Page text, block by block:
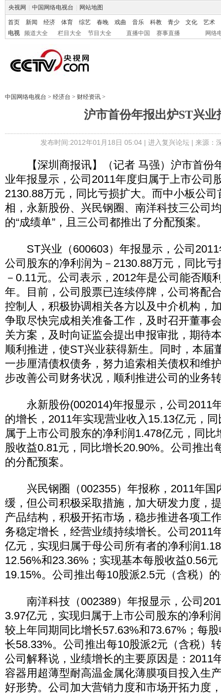
央视网 中国网络电视台 网站地图
首页 新闻 经济 体育 综艺 春晚 戏曲 音乐 科教 青少 文化
艺术
电视
频道大全 栏目大全 节目大全 直播中国 赛事直播 网络
中国网络电视台 > 经济台 > 财经资讯 >
沪市首份年报出炉ST兴业
发布时间:2012年01月18日 05:04 | 进入复兴论坛| 来源：
【深圳商报讯】（记者 马强）沪市首份
业年报显示，公司2011年度归属于上市公司
2130.88万元，同比亏损扩大。而中小板公
相，永新股份、兴民钢圈、南洋科技三公司
的“成绩单”，且三公司都推出了分配预案。
ST兴业（600603）年报显示，公司2011
公司股东的净利润为－2130.88万元，同比
－0.11元。公司表示，2012年是公司能否顺
年。目前，公司股票已连续停牌，公司将配
控制人，积极协调相关各方以及中介机构，
争取尽快完成相关准备工作，及时召开董事
关方案，及时向证监会提出申报审批，期待
顺利推进，使ST兴业获得新生。同时，本届
一步厘清债权债务，努力追索相关债权和维
步改善公司财务状况，顺利推进公司的业务
永新股份(002014)年报显示，公司2011
的增长，2011年实现营业收入15.13亿元，
属于上市公司股东的净利润1.478亿元，同
股收益0.81元，同比增长20.90%。公司推出
的分配预案。
兴民钢圈（002355）年报称，2011年国
缓，但公司积极采取措施，加大研发力度，
产品结构，积极开拓市场，稳步推进各项工
务稳定增长，经营业绩持续增长。公司2011
亿元，实现归属于母公司所有者的净利润
12.56%和23.36%；实现基本每股收益0.56
19.15%。公司推出每10股派2.5元（含税）
南洋科技（002389）年报显示，公司
3.97亿元，实现归属于上市公司股东的净利
较上年同期同比增长57.63%和73.67%；每
长58.33%。公司推出每10股派2元（含税）
公司解释说，业绩增长的主要原因是：2011
容器用超薄型耐高温金属化薄膜项目投入生
好形势。公司加大营销力度和市场开拓力度